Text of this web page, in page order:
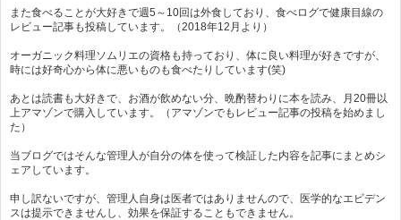
また食べることが大好きで週5～10回は外食しており、食べログで健康目線の
レビュー記事も投稿しています。（2018年12月より）
オーガニック料理ソムリエの資格も持っており、体に良い料理が好きですが、
時には好奇心から体に悪いものも食べたりしています(笑)
あとは読書も大好きで、お酒が飲めない分、晩酌替わりに本を読み、月20冊以
上アマゾンで購入しています。（アマゾンでもレビュー記事の投稿を始めまし
た）
当ブログではそんな管理人が自分の体を使って検証した内容を記事にまとめシ
ェアしています。
申し訳ないですが、管理人自身は医者ではありませんので、医学的なエビデン
スは提示できませんし、効果を保証することもできません。